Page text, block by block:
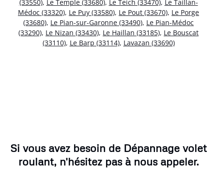
(33550), Le Temple (33680), Le Teich (33470), Le Taillan-
Médoc (33320), Le Puy (33580), Le Pout (33670), Le Porge
(33680), Le Pian-sur-Garonne (33490), Le Pian-Médoc
(33290), Le Nizan (33430), Le Haillan (33185), Le Bouscat
(33110), Le Barp (33114), Lavazan (33690)
Si vous avez besoin de Dépannage volet
roulant, n'hésitez pas à nous appeler.